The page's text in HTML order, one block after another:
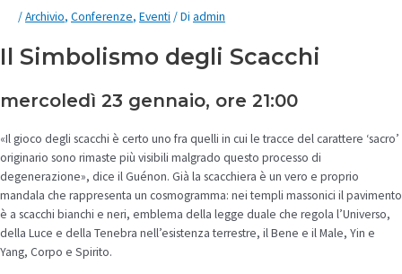
/Archivio, Conferenze, Eventi / Di admin
Il Simbolismo degli Scacchi
mercoledì 23 gennaio, ore 21:00
«Il gioco degli scacchi è certo uno fra quelli in cui le tracce del carattere ‘sacro’
originario sono rimaste più visibili malgrado questo processo di
degenerazione», dice il Guénon. Già la scacchiera è un vero e proprio
mandala che rappresenta un cosmogramma: nei templi massonici il pavimento
è a scacchi bianchi e neri, emblema della legge duale che regola l’Universo,
della Luce e della Tenebra nell’esistenza terrestre, il Bene e il Male, Yin e
Yang, Corpo e Spirito.